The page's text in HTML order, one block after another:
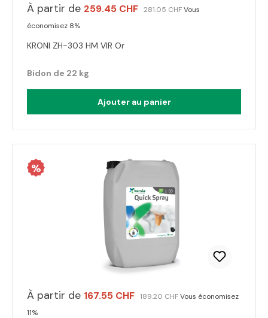
À partir de 259.45 CHF 281.05 CHFVous
économisez 8%
KRONI ZH-303 HM VIR Or
Bidon de 22 kg
Ajouter au panier
%
À partir de 167.55 CHF 189.20 CHFVous économisez
11%